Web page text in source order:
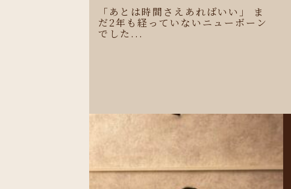
「あとは時間さえあればいい」 ま
だ2年も経っていないニューボーン
でした...